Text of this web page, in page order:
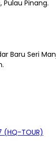
Pulau Pinang.
Baru Seri
(HQ-TOUR)